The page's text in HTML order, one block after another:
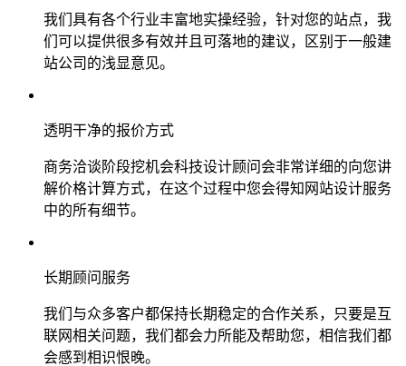
我们具有各个行业丰富地实操经验，针对您的站点，我
们可以提供很多有效并且可落地的建议，区别于一般建
站公司的浅显意见。
透明干净的报价方式
商务洽谈阶段挖机会科技设计顾问会非常详细的向您讲
解价格计算方式，在这个过程中您会得知网站设计服务
中的所有细节。
长期顾问服务
我们与众多客户都保持长期稳定的合作关系，只要是互
联网相关问题，我们都会力所能及帮助您，相信我们都
会感到相识恨晚。